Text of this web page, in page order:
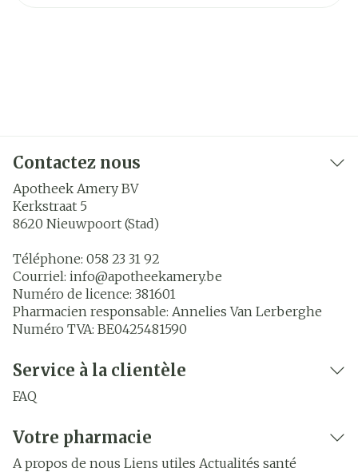
Contactez nous
Apotheek Amery BV
Kerkstraat 5
8620 Nieuwpoort (Stad)
Téléphone: 058 23 31 92
Courriel: info@apotheekamery.be
Numéro de licence: 381601
Pharmacien responsable: Annelies Van Lerberghe
Numéro TVA: BE0425481590
Service à la clientèle
FAQ
Votre pharmacie
A propos de nous Liens utiles Actualités santé